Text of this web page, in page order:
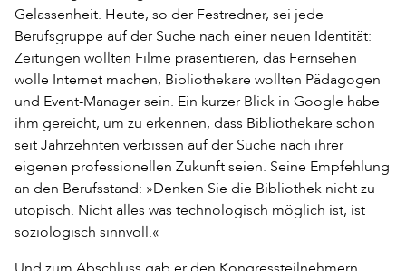
Gelassenheit. Heute, so der Festredner, sei jede
Berufsgruppe auf der Suche nach einer neuen Identität:
Zeitungen wollten Filme präsentieren, das Fernsehen
wolle Internet machen, Bibliothekare wollten Pädagogen
und Event-Manager sein. Ein kurzer Blick in Google habe
ihm gereicht, um zu erkennen, dass Bibliothekare schon
seit Jahrzehnten verbissen auf der Suche nach ihrer
eigenen professionellen Zukunft seien. Seine Empfehlung
an den Berufsstand: »Denken Sie die Bibliothek nicht zu
utopisch. Nicht alles was technologisch möglich ist, ist
soziologisch sinnvoll.«